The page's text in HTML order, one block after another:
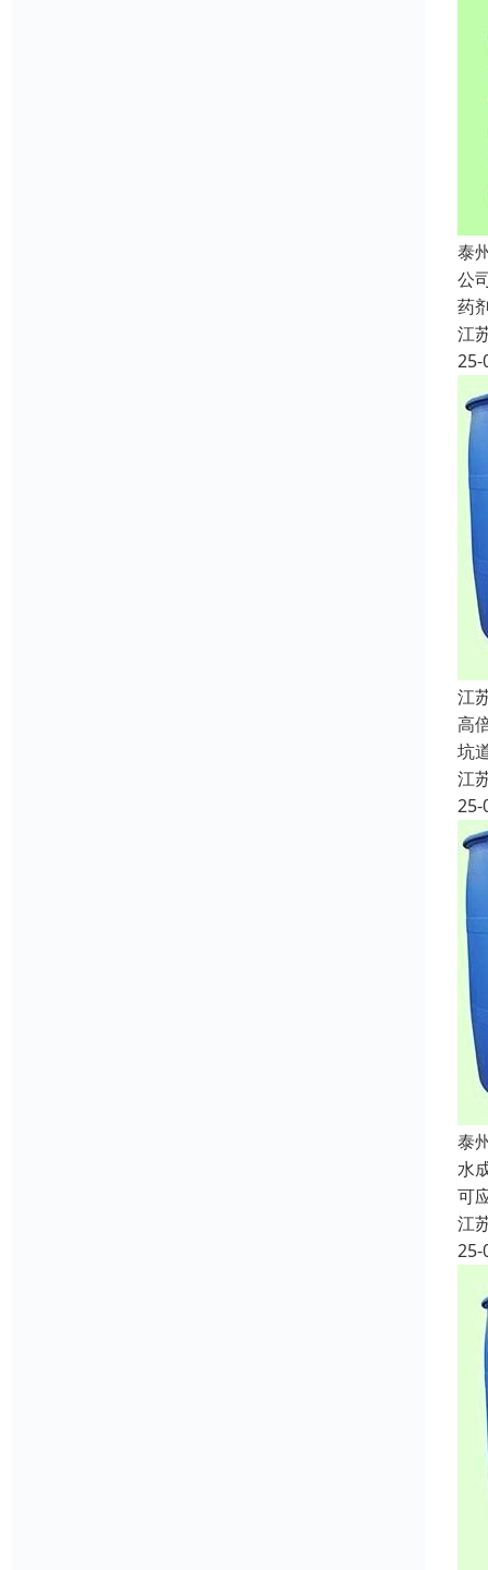
泰
公
药
江
25-
江
高
坑
江
25-
泰
水
可
江
25-